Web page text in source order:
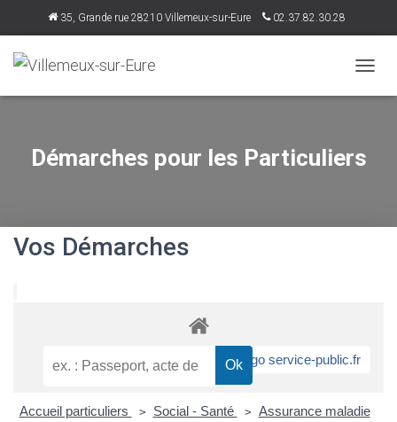
35, Grande rue 28210 Villemeux-sur-Eure 02.37.82.30.28
É
E
N
Démarches pour les Particuliers
Vos Démarches
Accueil particuliers > Social - Santé > Assurance maladie